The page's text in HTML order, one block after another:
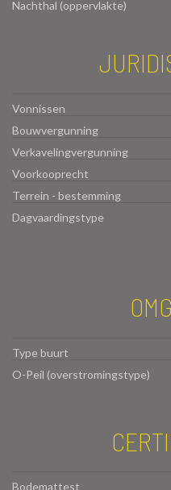
Nachthal (oppervlakte)
Vonnissen
Bouwvergunning
Verkavelingvergunning
Voorkooprecht
Terrein - bestemming
Dagvaardingstype
Type buurt
O-Peil (overstromingstype)
Bodemattest